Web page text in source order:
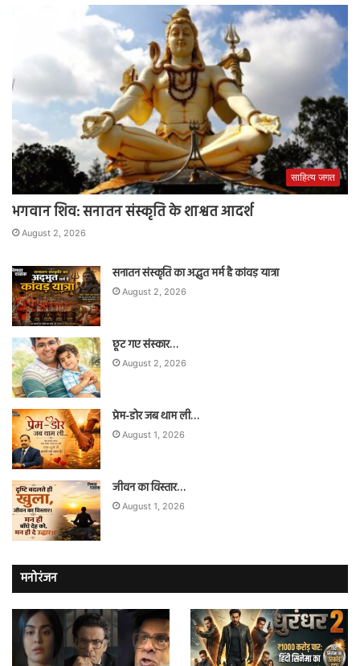
साहित्य जगत
भगवान शिव: सनातन संस्कृति के शाश्वत आदर्श
August 2, 2026
सनातन संस्कृति का अद्भुत मर्म है कांवड़ यात्रा
August 2, 2026
छूट गए संस्कार…
August 2, 2026
प्रेम-डोर जब थाम ली…
August 1, 2026
जीवन का विस्तार…
August 1, 2026
मनोरंजन